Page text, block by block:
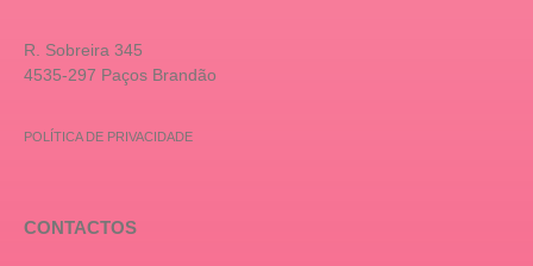
R. Sobreira 345
4535-297 Paços Brandão
POLÍTICA DE PRIVACIDADE
CONTACTOS